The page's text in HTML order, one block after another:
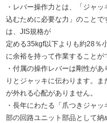
・レバー操作力とは、「ジャ
込むために必要な力」のこと
は、JIS規格が
定める35kgf以下よりも約28％
に余裕を持って作業することが
・付属の操作レバーは剛性が
りとジャッキに伝わります。
が外れる心配がありません。
・長年にわたる「爪つきジャ
部の回路ユニット部品として